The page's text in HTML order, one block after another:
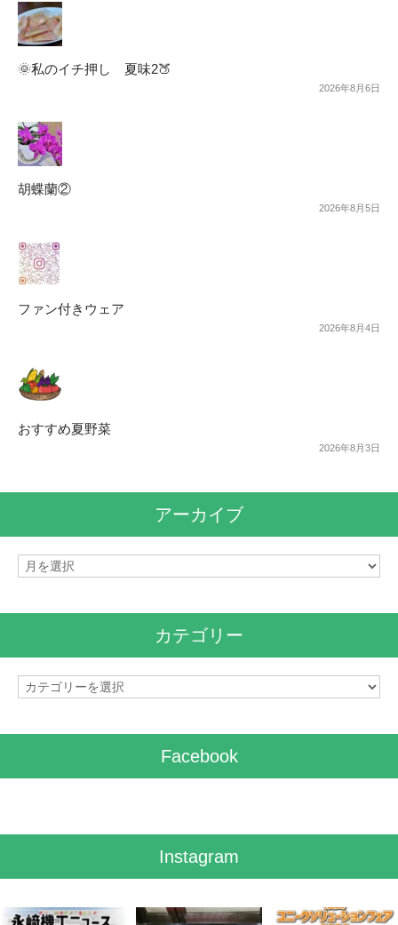
🌞私のイチ押し 夏味2🍑
2026年8月6日
胡蝶蘭②
2026年8月5日
ファン付きウェア
2026年8月4日
おすすめ夏野菜
2026年8月3日
アーカイブ
ア
カテゴリー
カ
Facebook
Instagram
8月 7 7月 28 7月 27